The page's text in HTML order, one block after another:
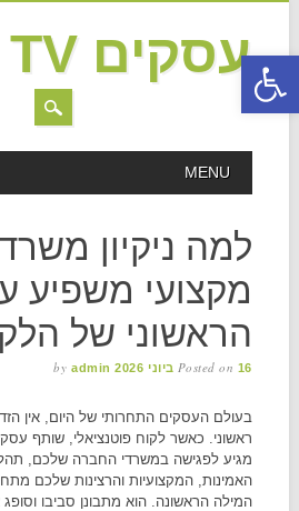
פתח סרגל נגישות
עסקים TV
MAIN MENU
MENU
למה ניקיון
מקצועי משפיע
הראשוני של
Posted on 16 ביוני 2026 byadmin
בעולם העסקים התחרותי של היום, אין
ראשוני. כאשר לקוח פוטנציאלי, שותף
מגיע לפגישה במשרדי החברה שלכם,
האמינות, המקצועיות והרצינות שלכם
המילה הראשונה. הוא מתבונן סביבו וסופג